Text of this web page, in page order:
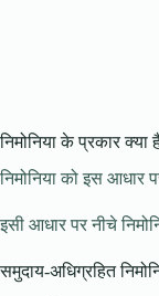
निमोनिया के प्रकार क्या
निमोनिया को इस
इसी आधार पर नीचे
समुदाय-अधिग्रहित